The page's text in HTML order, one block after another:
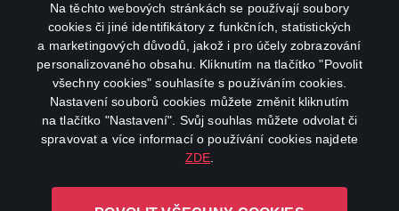
Na těchto webových stránkách se používají soubory
cookies či jiné identifikátory z funkčních, statistických
a marketingových důvodů, jakož i pro účely zobrazování
personalizovaného obsahu. Kliknutím na tlačítko "Povolit
všechny cookies" souhlasíte s používáním cookies.
Nastavení souborů cookies můžete změnit kliknutím
na tlačítko "Nastavení". Svůj souhlas můžete odvolat či
spravovat a více informací o používání cookies najdete
ZDE
facebookinstagram
youtube